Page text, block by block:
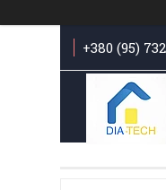
+380 (95)